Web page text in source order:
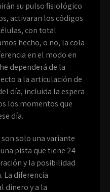
su pulso fisiológico
activaran los códigos
con total
hecho, o no, la cola
en el modo en
dependerá de la
a la articulación de
día, incluida la espera
los momentos que
día.
solo una variante
pista que tiene 24
y la posibilidad
La diferencia
dinero y a la